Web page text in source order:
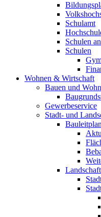
Schulamt
Schulen
Schulen
Wohnen & Wirtschaft
Bauen und
Gewerbeservice
Stadt- und